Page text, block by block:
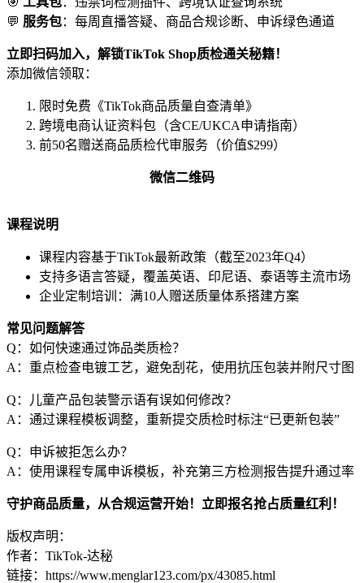
💬 服务包：每周直播答疑、商品合规诊断、申诉绿色通道
立即扫码加入，解锁TikTok Shop质检通关秘籍！
添加微信领取：
限时免费《TikTok商品质量自查清单》
跨境电商认证资料包（含CE/UKCA申请指南）
前50名赠送商品质检代审服务（价值$299）
微信二维码
课程说明
课程内容基于TikTok最新政策（截至2023年Q4）
支持多语言答疑，覆盖英语、印尼语、泰语等主流市场
企业定制培训：满10人赠送质量体系搭建方案
常见问题解答
Q：如何快速通过饰品类质检？
A：重点检查电镀工艺，避免刮花，使用抗压包装并附尺寸图
Q：儿童产品包装警示语有误如何修改？
A：通过课程模板调整，重新提交质检时标注“已更新包装”
Q：申诉被拒怎么办？
A：使用课程专属申诉模板，补充第三方检测报告提升通过率
守护商品质量，从合规运营开始！立即报名抢占质量红利！
版权声明：
作者：TikTok-达秘
链接：https://www.menglar123.com/px/43085.html